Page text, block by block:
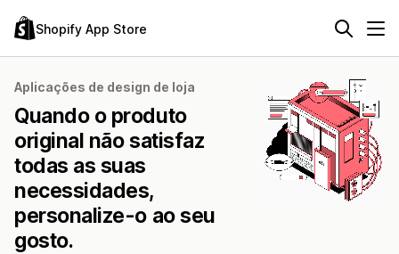
Shopify App Store
Aplicações de design de loja
Quando o produto
original não satisfaz
todas as suas
necessidades,
personalize-o ao seu
gosto.